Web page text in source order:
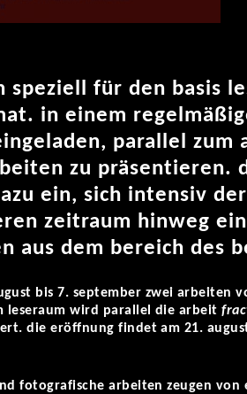
für den basis
in einem
parallel zum
zu präsentieren.
ein, sich intensiv
zeitraum hinweg
aus dem bereich des
bis 7. september zwei arbeiten
leseraum wird parallel die arbeit
die eröffnung findet am 21.
fotografische arbeiten zeugen